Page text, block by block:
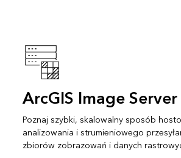
ArcGIS Image Server
Poznaj szybki, skalowalny sposób
analizowania i strumieniowego
zbiorów zobrazowań i danych